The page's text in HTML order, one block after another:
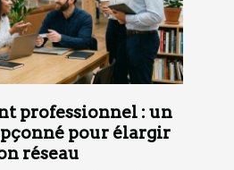
professionnel : un
pour élargir
réseau